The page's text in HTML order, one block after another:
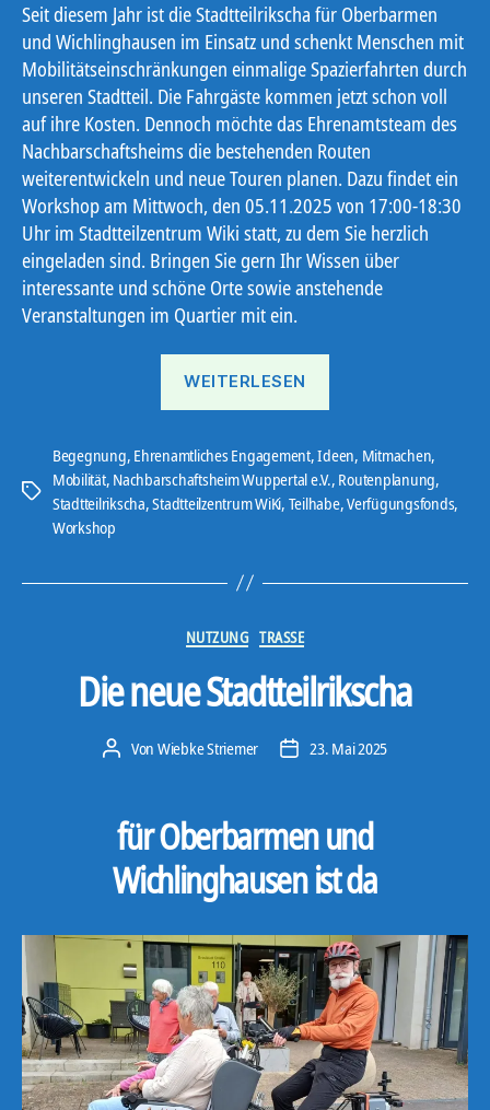
Seit diesem Jahr ist die Stadtteilrikscha für Oberbarmen
und Wichlinghausen im Einsatz und schenkt Menschen mit
Mobilitätseinschränkungen einmalige Spazierfahrten durch
unseren Stadtteil. Die Fahrgäste kommen jetzt schon voll
auf ihre Kosten. Dennoch möchte das Ehrenamtsteam des
Nachbarschaftsheims die bestehenden Routen
weiterentwickeln und neue Touren planen. Dazu findet ein
Workshop am Mittwoch, den 05.11.2025 von 17:00-18:30
Uhr im Stadtteilzentrum Wiki statt, zu dem Sie herzlich
eingeladen sind. Bringen Sie gern Ihr Wissen über
interessante und schöne Orte sowie anstehende
Veranstaltungen im Quartier mit ein.
WEITERLESEN
Schlagwörter
Begegnung, Ehrenamtliches Engagement,Ideen, Mitmachen,
Mobilität, Nachbarschaftsheim Wuppertal e.V., Routenplanung,
Stadtteilrikscha,Stadtteilzentrum WiKi, Teilhabe,Verfügungsfonds,
Workshop
Kategorien
NUTZUNG TRASSE
Die neue Stadtteilrikscha
Beitragsautor
Von Wiebke Striemer Veröffentlichungsdatum
23. Mai 2025
für Oberbarmen und
Wichlinghausen ist da